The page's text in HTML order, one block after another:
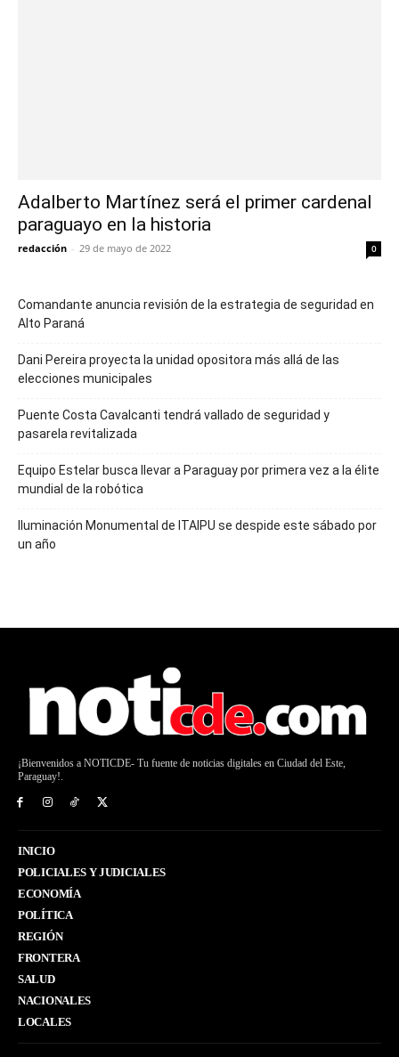
Adalberto Martínez será el primer cardenal
paraguayo en la historia
redacción - 29 de mayo de 2022 0
Comandante anuncia revisión de la estrategia de seguridad en
Alto Paraná
Dani Pereira proyecta la unidad opositora más allá de las
elecciones municipales
Puente Costa Cavalcanti tendrá vallado de seguridad y
pasarela revitalizada
Equipo Estelar busca llevar a Paraguay por primera vez a la élite
mundial de la robótica
Iluminación Monumental de ITAIPU se despide este sábado por
un año
¡Bienvenidos a NOTICDE- Tu fuente de noticias digitales en Ciudad del Este,
Paraguay!.
INICIO
POLICIALES Y JUDICIALES
ECONOMÍA
POLÍTICA
REGIÓN
FRONTERA
SALUD
NACIONALES
LOCALES